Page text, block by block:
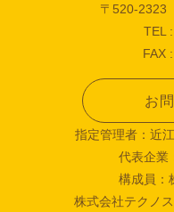
〒520-2323
TEL
FAX
お
指定管理者：近
代表企業
構成員：
株式会社テクノ